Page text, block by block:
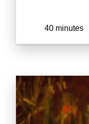
40 minutes